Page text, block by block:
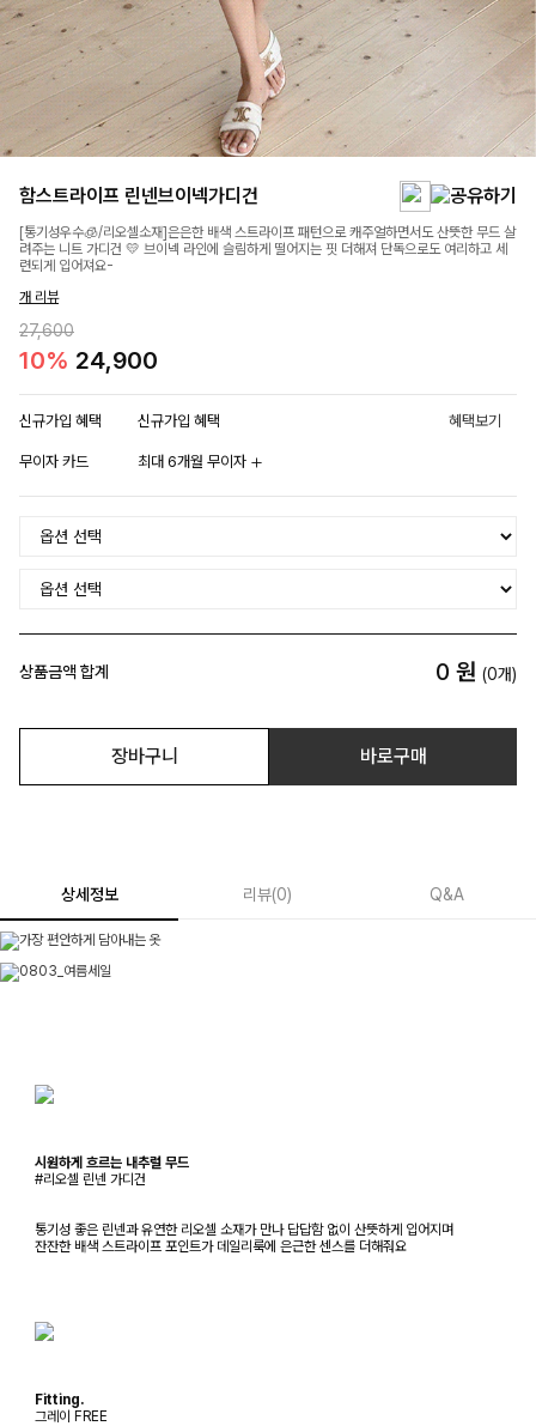
함스트라이프 린넨브이넥가디건
[통기성우수🧊/리오셀소재]은은한 배색 스트라이프 패턴으로 캐주얼하면서도 산뜻한 무드 살
려주는 니트 가디건 💛 브이넥 라인에 슬림하게 떨어지는 핏 더해져 단독으로도 여리하고 세
련되게 입어져요-
개 리뷰
27,600
10% 24,900
신규가입 혜택 신규가입 혜택 혜택보기
무이자 카드 최대 6개월 무이자
상품금액 합계 0 원 (0개)
장바구니 바로구매
상세정보 리뷰(0) Q&A
시원하게 흐르는 내추럴 무드
#리오셀 린넨 가디건
통기성 좋은 린넨과 유연한 리오셀 소재가 만나 답답함 없이 산뜻하게 입어지며
잔잔한 배색 스트라이프 포인트가 데일리룩에 은근한 센스를 더해줘요
Fitting.
그레이 FREE